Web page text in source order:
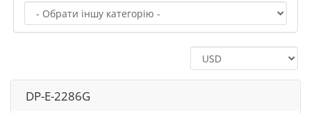
DP-E-2286G